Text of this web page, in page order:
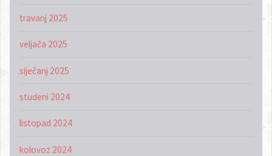
travanj 2025
veljača 2025
siječanj 2025
studeni 2024
listopad 2024
kolovoz 2024